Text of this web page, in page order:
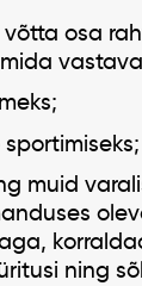
osa
muid
ning